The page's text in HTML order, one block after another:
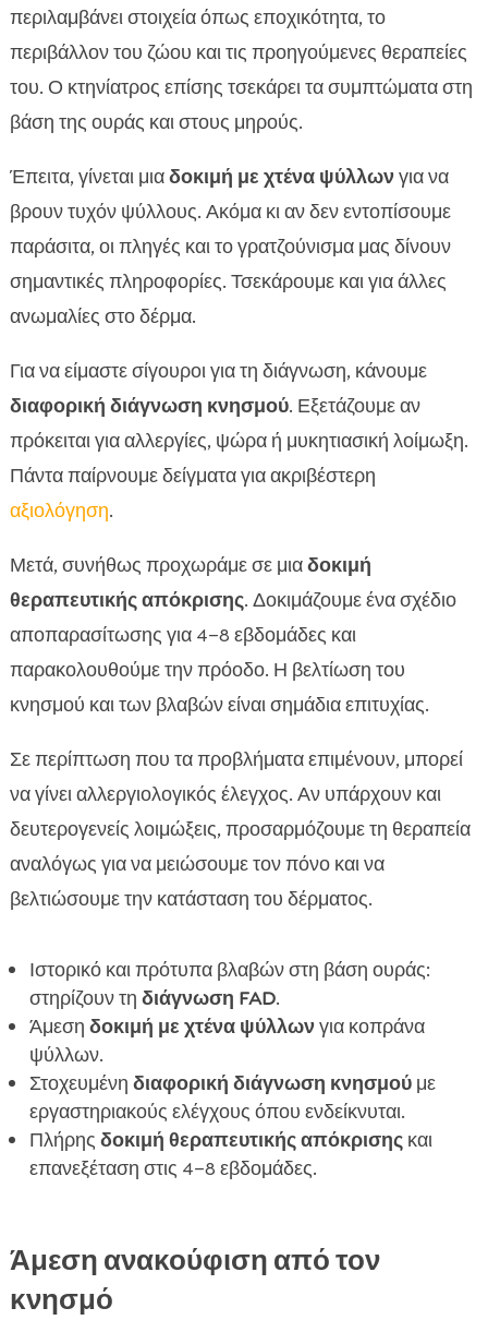
περιλαμβάνει στοιχεία όπως εποχικότητα, το
περιβάλλον του ζώου και τις προηγούμενες θεραπείες
του. Ο κτηνίατρος επίσης τσεκάρει τα συμπτώματα στη
βάση της ουράς και στους μηρούς.
Έπειτα, γίνεται μιαδοκιμή με χτένα ψύλλωνγια να
βρουν τυχόν ψύλλους. Ακόμα κι αν δεν εντοπίσουμε
παράσιτα, οι πληγές και το γρατζούνισμα μας δίνουν
σημαντικές πληροφορίες. Τσεκάρουμε και για άλλες
ανωμαλίες στο δέρμα.
Για να είμαστε σίγουροι για τη διάγνωση, κάνουμε
διαφορική διάγνωση κνησμού. Εξετάζουμε αν
πρόκειται για αλλεργίες, ψώρα ή μυκητιασική λοίμωξη.
Πάντα παίρνουμε δείγματα για ακριβέστερη
αξιολόγηση.
Μετά, συνήθως προχωράμε σε μιαδοκιμή
θεραπευτικής απόκρισης. Δοκιμάζουμε ένα σχέδιο
αποπαρασίτωσης για 4–8 εβδομάδες και
παρακολουθούμε την πρόοδο. Η βελτίωση του
κνησμού και των βλαβών είναι σημάδια επιτυχίας.
Σε περίπτωση που τα προβλήματα επιμένουν, μπορεί
να γίνει αλλεργιολογικός έλεγχος. Αν υπάρχουν και
δευτερογενείς λοιμώξεις, προσαρμόζουμε τη θεραπεία
αναλόγως για να μειώσουμε τον πόνο και να
βελτιώσουμε την κατάσταση του δέρματος.
Ιστορικό και πρότυπα βλαβών στη βάση ουράς:
στηρίζουν τη διάγνωση FAD.
Άμεση δοκιμή με χτένα ψύλλωνγια κοπράνα
ψύλλων.
Στοχευμένη διαφορική διάγνωση κνησμούμε
εργαστηριακούς ελέγχους όπου ενδείκνυται.
Πλήρης δοκιμή θεραπευτικής απόκρισηςκαι
επανεξέταση στις 4–8 εβδομάδες.
Άμεση ανακούφιση από τον
κνησμό